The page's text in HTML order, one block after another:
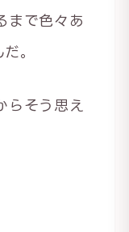
まで色々あ
。
らそう思え